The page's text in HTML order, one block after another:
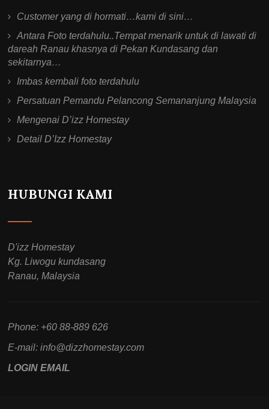
Customer yang di hormati…kami di sini…
Antara Foto terdahulu..Tempat menarik untuk di lawati di
dareah Ranau khasnya di Pekan Kundasang dan
sekitarnya…
Imbas kembali foto terdahulu
Persatuan Pemandu Pelancong Semananjung Malaysia
Mengenai D’izz Homestay
Detail D’Izz Homestay
HUBUNGI KAMI
D'izz Homestay
Kg. Liwogu kundasang
Ranau, Malaysia
Phone: +60 88-889 626
E-mail:info@dizzhomestay.com
LOGIN EMAIL